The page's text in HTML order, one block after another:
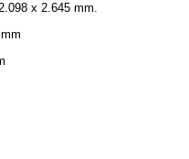
x 2.645 mm.